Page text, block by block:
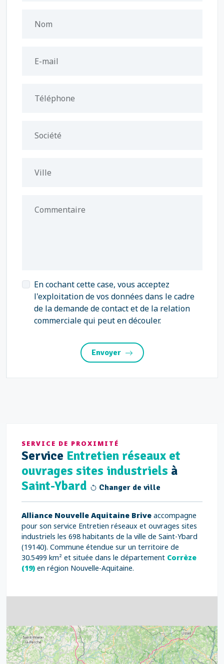
Nom
E-mail
Téléphone
Société
Ville
Commentaire
En cochant cette case, vous acceptez
l'exploitation de vos données dans le cadre
de la demande de contact et de la relation
commerciale qui peut en découler.
Envoyer
SERVICE DE PROXIMITÉ
Service Entretien réseaux et
ouvrages sites industriels à
Saint-Ybard
Changer de ville
Alliance Nouvelle Aquitaine Brive accompagne
pour son service Entretien réseaux et ouvrages sites
industriels les 698 habitants de la ville de Saint-Ybard
(19140). Commune étendue sur un territoire de
30.5499 km² et située dans le département Corrèze
(19) en région Nouvelle-Aquitaine.
4